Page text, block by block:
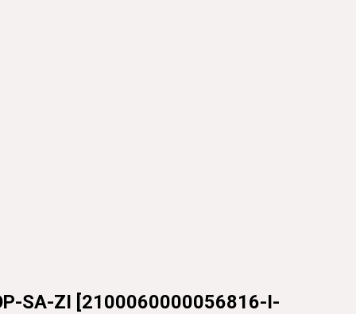
SA-ZI [2100060000056816-I-